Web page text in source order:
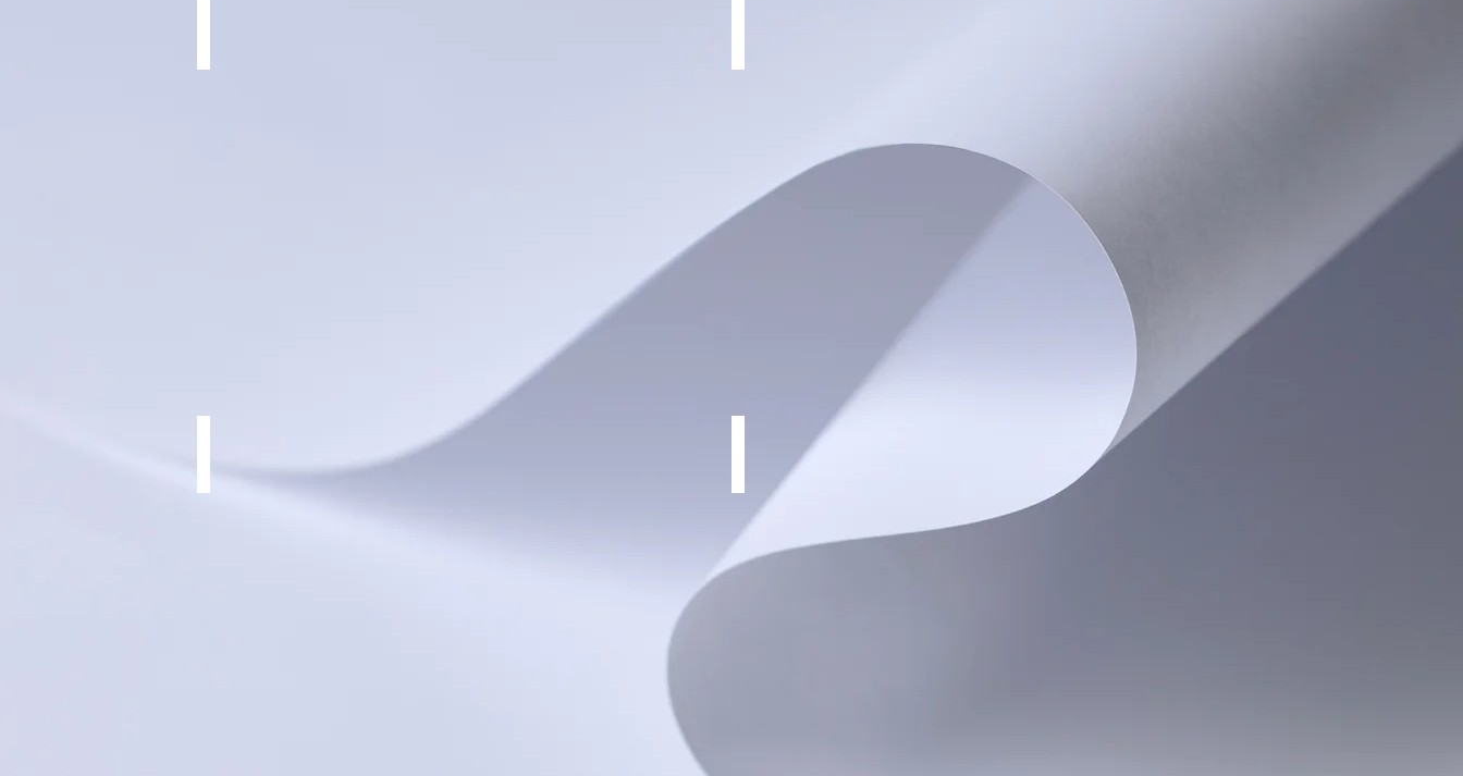
קרוס
קרוס
קרוס
Usma SLR
קאנטרי
זנב
קשיח